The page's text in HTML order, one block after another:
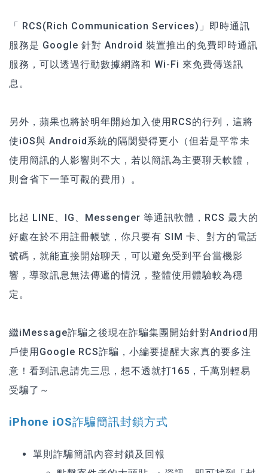
「 RCS(Rich Communication Services)」即時通訊
服務是 Google 針對 Android 裝置推出的免費即時通訊
服務，可以透過行動數據網路和 Wi-Fi 來免費傳送訊
息。
另外，蘋果也將於明年開始加入使用RCS的行列，這將
使iOS與 Android系統的隔閡變得更小（但若是平常未
使用簡訊的人影響則不大，若以簡訊為主要聊天軟體，
則會省下一筆可觀的費用）。
比起 LINE、IG、Messenger 等通訊軟體，RCS 最大的
好處在於不用註冊帳號，你只要有 SIM 卡、對方的電話
號碼，就能直接開始聊天，可以避免受到平台當機影
響，導致訊息無法傳遞的情況，整體使用體驗較為穩
定。
繼iMessage詐騙之後現在詐騙集團開始針對Andriod用
戶使用Google RCS詐騙，小編要提醒大家真的要多注
意！看到訊息請先三思，想不透就打165，千萬別輕易
受騙了～
iPhone iOS詐騙簡訊封鎖方式
單則詐騙簡訊內容封鎖及回報